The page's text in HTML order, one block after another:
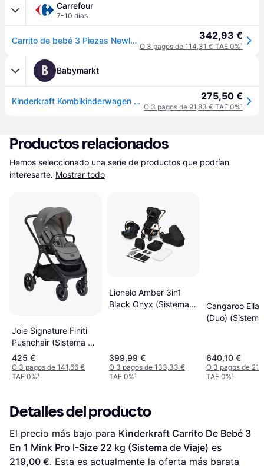
Carrefour
7-10 días
Carrito de bebé 3 Piezas Newly Black Kinderkraft 342,93 €
O 3 pagos de 114,31 € TAE 0%¹
B Babymarkt
Kinderkraft Kombikinderwagen NEWLY 4in1 Trio-Set inkl. Babyschale MINK PRO und Isofix-Basis schwarz 275,50 €
O 3 pagos de 91,83 € TAE 0%¹
Productos relacionados
Hemos seleccionado una serie de productos que podrían
interesarte. Mostrar todo
Joie Signature Finiti
Pushchair (Sistema de
Viaje)
425 €
O 3 pagos de 141,66 €
TAE 0%¹
Lionelo Amber 3in1
Black Onyx (Sistema
399,99 €
O 3 pagos de 133,33 €
TAE 0%¹
Cangaroo
(Duo)
640,10 €
O 3 pagos de
TAE 0%¹
Detalles del producto
El precio más bajo para Kinderkraft Carrito De Bebé 3
En 1 Mink Pro I-Size 22 kg (Sistema de Viaje)
219,00 €. Esta es actualmente la oferta más barata